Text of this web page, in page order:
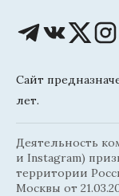
Сайт
лет.
Деятельность
и Instagram)
территории
Москвы от